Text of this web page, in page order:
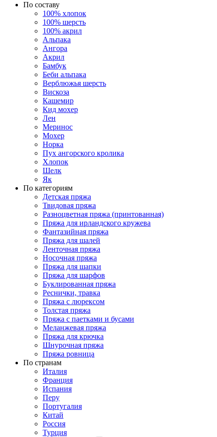
По составу
100% хлопок
100% шерсть
100% акрил
Альпака
Ангора
Акрил
Бамбук
Беби альпака
Верблюжья шерсть
Вискоза
Кашемир
Кид мохер
Лен
Меринос
Мохер
Норка
Пух ангорского кролика
Хлопок
Шелк
Як
По категориям
Детская пряжа
Твидовая пряжа
Разноцветная пряжа (принтованная)
Пряжа для ирландского кружева
Фантазийная пряжа
Пряжа для шалей
Ленточная пряжа
Носочная пряжа
Пряжа для шапки
Пряжа для шарфов
Буклированная пряжа
Реснички, травка
Пряжа с люрексом
Толстая пряжа
Пряжа с паетками и бусами
Меланжевая пряжа
Пряжа для крючка
Шнурочная пряжа
Пряжа ровница
По странам
Италия
Франция
Испания
Перу
Португалия
Китай
Россия
Турция